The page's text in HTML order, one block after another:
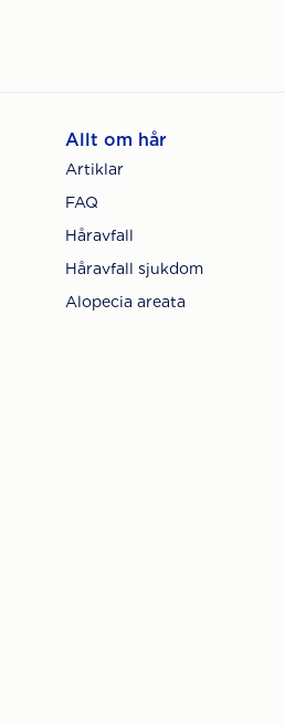
Allt om hår
Artiklar
FAQ
Håravfall
Håravfall sjukdom
Alopecia areata